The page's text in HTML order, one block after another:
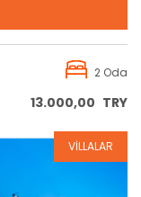
2 Oda
13.000,00 TRY
VİLLALAR